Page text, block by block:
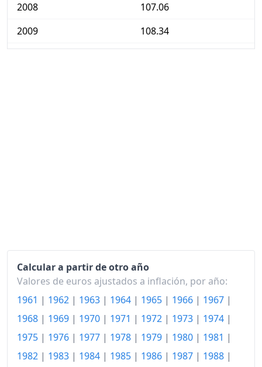
2008
107.06
2009
108.34
2019
127.18
2020
128.79
2021
132.24
2022
145.46
Calcular a partir de otro año
Valores de euros ajustados a inflación, por año:
1961 | 1962 | 1963 | 1964 | 1965 | 1966 | 1967 |
1968 | 1969 | 1970 | 1971 | 1972 | 1973 | 1974 |
1975 | 1976 | 1977 | 1978 | 1979 | 1980 | 1981 |
1982 | 1983 | 1984 | 1985 | 1986 | 1987 | 1988 |